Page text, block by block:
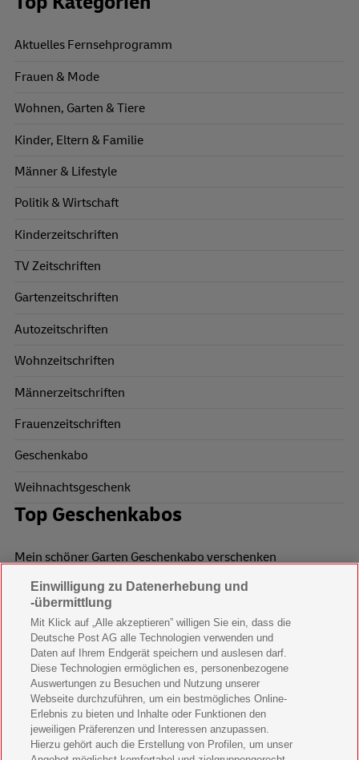
Aktuelles Fernsehprogramm
Frauen & Mode
Wohnen, Garten & Tiere
Kinder, Eltern & Familie
Männer & Lifestyle
Politik & Wirtschaft
Kinderzeitschriften
TV Zeitschriften
Gartenzeitschriften
Autozeitschriften
Wohnzeitschriften
Männerzeitschriften
Frauenzeitschriften
Geschenkabo
Weihnachtsgeschenk
Top Geschenkabos
Mein schöner Garten Geschenkabo verschenken
Wohnen & Garten Geschenkabo verschenken
Mein schönes Land Geschenkabo verschenken
Bild der Frau Geschenkabo verschenken
11 Freunde Geschenkabo verschenken
LEGO Ninjago Magazin Geschenkabo verschenken
Brigitte Geschenkabo verschenken
Einwilligung zu Datenerhebung und
-übermittlung
Mit Klick auf „Alle akzeptieren” willigen Sie ein, dass die
Deutsche Post AG alle Technologien verwenden und
Daten auf Ihrem Endgerät speichern und auslesen darf.
Diese Technologien ermöglichen es, personenbezogene
Auswertungen zu Besuchen und Nutzung unserer
Webseite durchzuführen, um ein bestmögliches Online-
Erlebnis zu bieten und Inhalte oder Funktionen den
jeweiligen Präferenzen und Interessen anzupassen.
Hierzu gehört auch die Erstellung von Profilen, um unser